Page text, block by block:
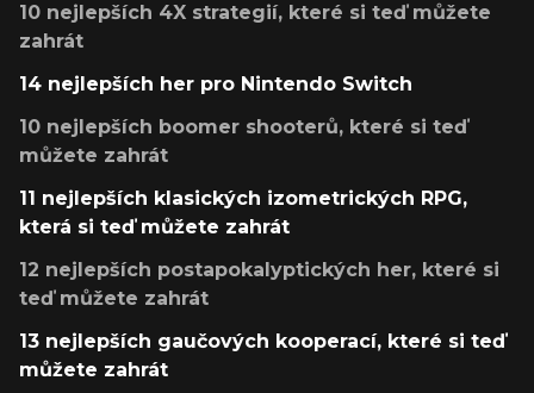
10 nejlepších 4X strategií, které si teď můžete
zahrát
14 nejlepších her pro Nintendo Switch
10 nejlepších boomer shooterů, které si teď
můžete zahrát
11 nejlepších klasických izometrických RPG,
která si teď můžete zahrát
12 nejlepších postapokalyptických her, které si
teď můžete zahrát
13 nejlepších gaučových kooperací, které si teď
můžete zahrát